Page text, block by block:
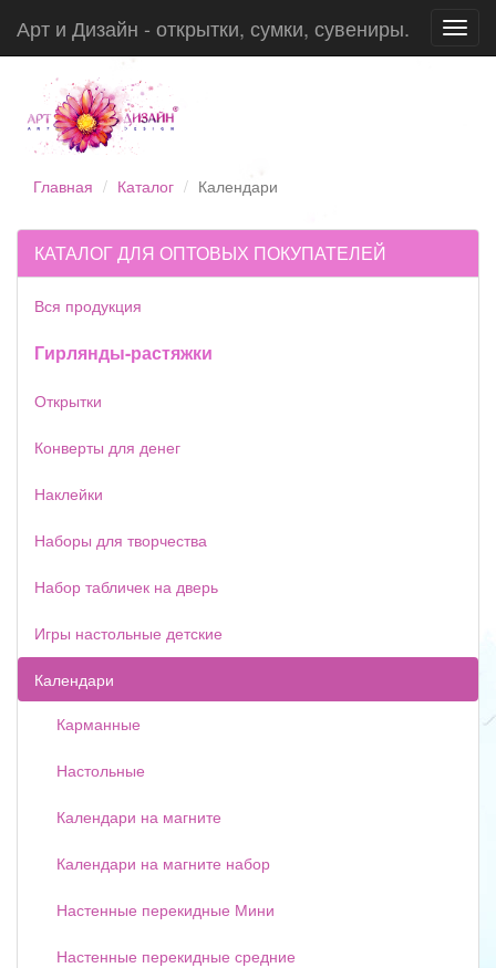
Арт и Дизайн - открытки, сумки, сувениры.
Главная Каталог Календари
КАТАЛОГ ДЛЯ ОПТОВЫХ ПОКУПАТЕЛЕЙ
Вся продукция
Гирлянды-растяжки
Открытки
Конверты для денег
Наклейки
Наборы для творчества
Набор табличек на дверь
Игры настольные детские
Календари
Карманные
Настольные
Календари на магните
Календари на магните набор
Настенные перекидные Мини
Настенные перекидные средние